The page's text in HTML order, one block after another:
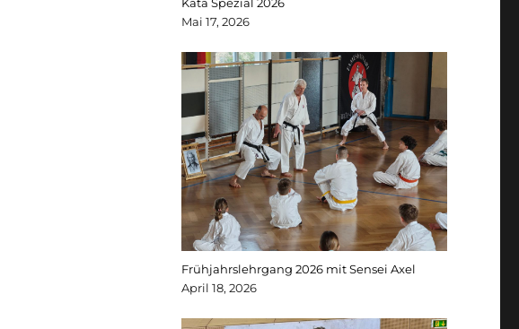
Mai 17, 2026
Frühjahrslehrgang 2026 mit Sensei Axel
April 18, 2026